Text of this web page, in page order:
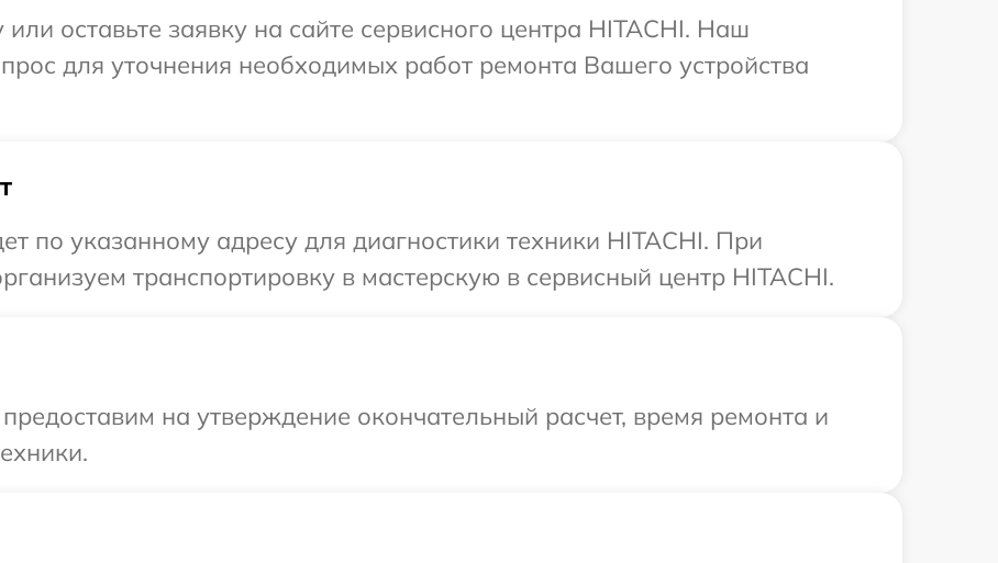
оставьте заявку на сайте сервисного центра HITACHI. Наш
для уточнения необходимых работ ремонта Вашего устройства
по указанному адресу для диагностики техники HITACHI. При
транспортировку в мастерскую в сервисный центр HITACHI.
на утверждение окончательный расчет, время ремонта и